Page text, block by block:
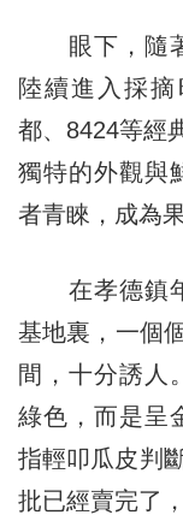
眼下，隨著
陸續進入採
都、8424等經
獨特的外觀與
者青睞，成為
在孝德鎮年
基地裏，一個
間，十分誘人
綠色，而是呈
指輕叩瓜皮判
批已經賣完了